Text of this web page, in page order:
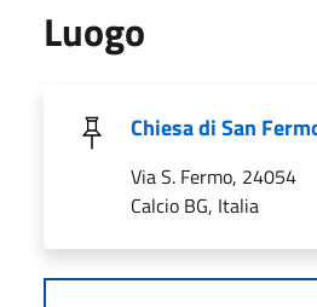
Luogo
Chiesa di San
Via S. Fermo, 24054
Calcio BG, Italia